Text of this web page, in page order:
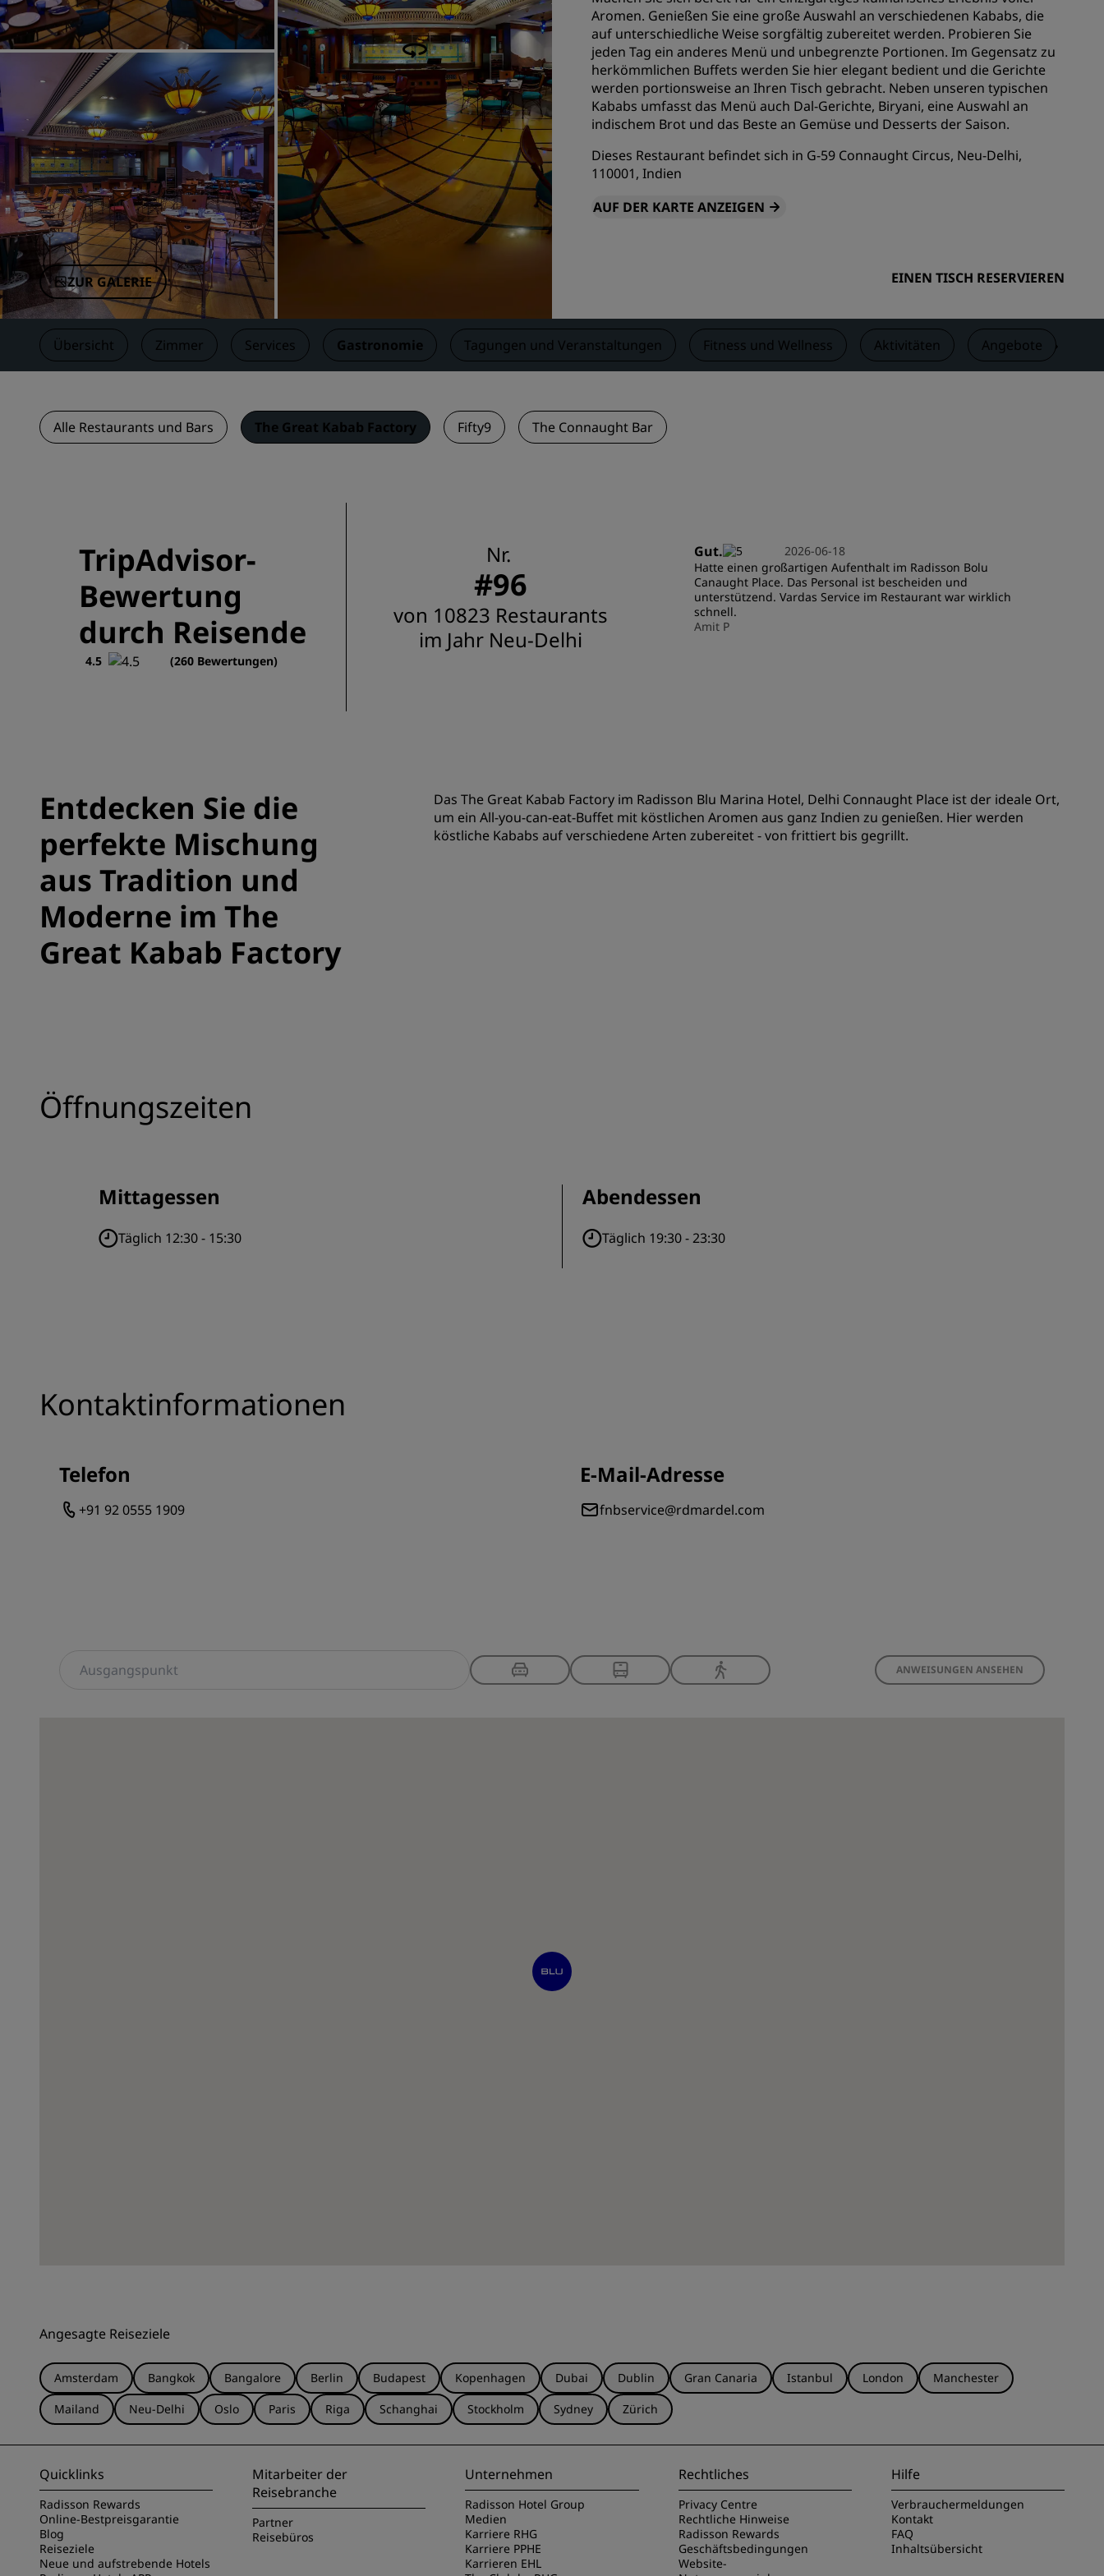
Verbundene Marken in China
Einen Meetingraum buchen
Fordern Sie ein Angebot an
Veranstaltungsorte
Branchenlösungen
Flüge suchen
Restaurants
Radisson Hotels App
Hochzeitslocations
Nachhaltige Aufenthalte
Aufenthalte für Sportteams
Geschäftsreisender
Hotels im Stadtzentrum
Besuchen Sie unseren Blog
So verwenden Sie Punkte
Bookers and Planners
ZUR GALERIE
Aromen. Genießen Sie eine große Auswahl an verschiedenen Kababs, die
auf unterschiedliche Weise sorgfältig zubereitet werden. Probieren Sie
jeden Tag ein anderes Menü und unbegrenzte Portionen. Im Gegensatz zu
herkömmlichen Buffets werden Sie hier elegant bedient und die Gerichte
werden portionsweise an Ihren Tisch gebracht. Neben unseren typischen
Kababs umfasst das Menü auch Dal-Gerichte, Biryani, eine Auswahl an
indischem Brot und das Beste an Gemüse und Desserts der Saison.
Dieses Restaurant befindet sich in G-59 Connaught Circus, Neu-Delhi,
110001, Indien
AUF DER KARTE ANZEIGEN
EINEN TISCH RESERVIEREN
Übersicht Zimmer Services Gastronomie Tagungen und Veranstaltungen Fitness und Wellness Aktivitäten Angebote
Alle Restaurants und Bars The Great Kabab Factory Fifty9 The Connaught Bar
TripAdvisor-
Bewertung
durch Reisende
4.5 (260 Bewertungen)
Nr.
#96
von 10823 Restaurants
im Jahr Neu-Delhi
Gut.
2026-06-18
Hatte einen großartigen Aufenthalt im Radisson Bolu
Canaught Place. Das Personal ist bescheiden und
unterstützend. Vardas Service im Restaurant war wirklich
schnell.
Amit P
Entdecken Sie die
perfekte Mischung
aus Tradition und
Moderne im The
Great Kabab Factory
Das The Great Kabab Factory im Radisson Blu Marina Hotel, Delhi Connaught Place ist der ideale Ort,
um ein All-you-can-eat-Buffet mit köstlichen Aromen aus ganz Indien zu genießen. Hier werden
köstliche Kababs auf verschiedene Arten zubereitet - von frittiert bis gegrillt.
Öffnungszeiten
Mittagessen
Täglich 12:30 - 15:30
Abendessen
Täglich 19:30 - 23:30
Kontaktinformationen
Telefon
+91 92 0555 1909
E-Mail-Adresse
fnbservice@rdmardel.com
ANWEISUNGEN ANSEHEN
Angesagte Reiseziele
Amsterdam Bangkok Bangalore Berlin Budapest Kopenhagen Dubai Dublin Gran Canaria Istanbul London
Manchester
Mailand
Neu-Delhi Oslo Paris Riga Schanghai Stockholm Sydney Zürich
Quicklinks
Radisson Rewards
Online-Bestpreisgarantie
Blog
Reiseziele
Neue und aufstrebende Hotels
Mitarbeiter der
Reisebranche
Partner
Reisebüros
Unternehmen
Radisson Hotel Group
Medien
Karriere RHG
Karriere PPHE
Karrieren EHL
Rechtliches
Privacy Centre
Rechtliche Hinweise
Radisson Rewards
Geschäftsbedingungen
Website-
Hilfe
Verbrauchermeldungen
Kontakt
FAQ
Inhaltsübersicht